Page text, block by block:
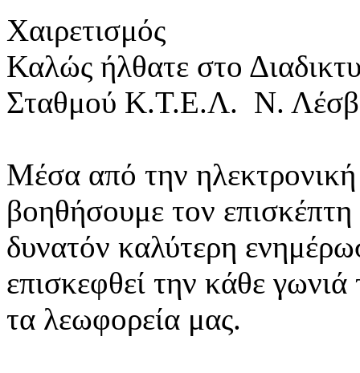
Χαιρετισμός
Καλώς ήλθατε στο
Σταθμού Κ.Τ.Ε.Λ. Ν.
Μέσα από την ηλεκτρονική
βοηθήσουμε τον
δυνατόν καλύτερη
επισκεφθεί την κάθε
τα λεωφορεία μας.